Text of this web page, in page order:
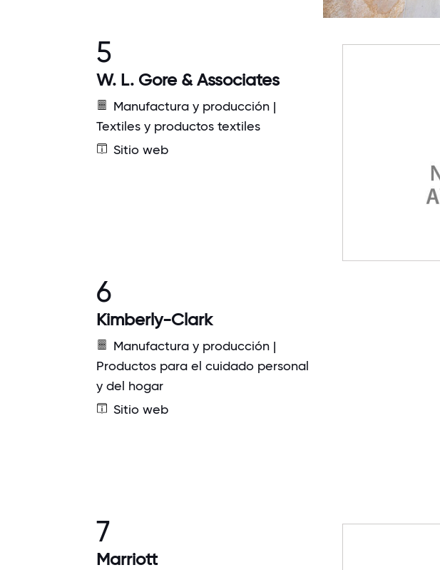
5
W. L. Gore & Associates
Manufactura y producción |
Textiles y productos textiles
Sitio web
6
Kimberly-Clark
Manufactura y producción |
Productos para el cuidado personal
y del hogar
Sitio web
7
Marriott